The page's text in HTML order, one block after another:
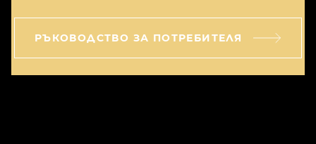
РЪКОВОДСТВО ЗА ПОТРЕБИТЕЛЯ